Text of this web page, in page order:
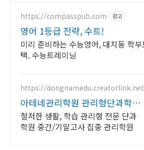
https://compasspub.com 광고
영어 1등급 전략, 수트!
미리 준비하는 수능영어, 대치동 학
택. 수능트레이닝
https://
아테네관리학원 관리형단과학원
학습 관리형 전문 단과 학원
철저한 생활, 학습 관리형 전문 단과
학원 중간/기말고사 집중 관리학원